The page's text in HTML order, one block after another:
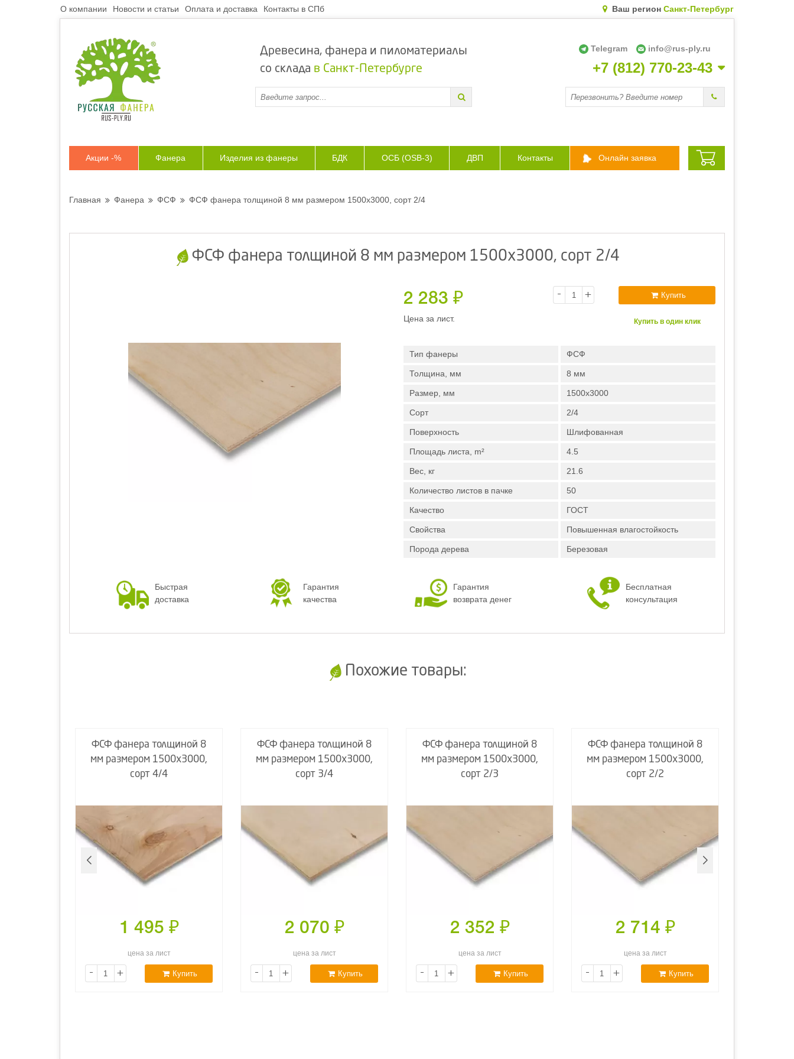
О компании Новости и статьи Оплата и доставка Контакты в СПб Ваш регион Санкт-Петербург
Древесина, фанера и пиломатериалы
со склада в Санкт-Петербурге
Telegram info@rus-ply.ru
+7 (812) 770-23-43
Акции -% Фанера Изделия из фанеры БДК ОСБ (OSB-3) ДВП Контакты Онлайн заявка
Главная Фанера ФСФ ФСФ фанера толщиной 8 мм размером 1500х3000, сорт 2/4
ФСФ фанера толщиной 8 мм размером 1500х3000, сорт 2/4
2 283 ₽
Цена за лист.
- + Купить
Купить в один клик
Тип фанеры ФСФ
Толщина, мм 8 мм
Размер, мм 1500х3000
Сорт 2/4
Поверхность Шлифованная
Площадь листа, m² 4.5
Вес, кг 21.6
Количество листов в пачке 50
Качество ГОСТ
Свойства Повышенная влагостойкость
Порода дерева Березовая
Быстрая
доставка
Гарантия
качества
Гарантия
возврата денег
Бесплатная
консультация
Похожие товары:
ФСФ фанера толщиной 8
мм размером 1500х3000,
сорт 4/4
1 495 ₽
цена за лист
- + Купить
ФСФ фанера толщиной 8
мм размером 1500х3000,
сорт 3/4
2 070 ₽
цена за лист
- + Купить
ФСФ фанера толщиной 8
мм размером 1500х3000,
сорт 2/3
2 352 ₽
цена за лист
- + Купить
ФСФ фанера толщиной 8
мм размером 1500х3000,
сорт 2/2
2 714 ₽
цена за лист
- + Купить